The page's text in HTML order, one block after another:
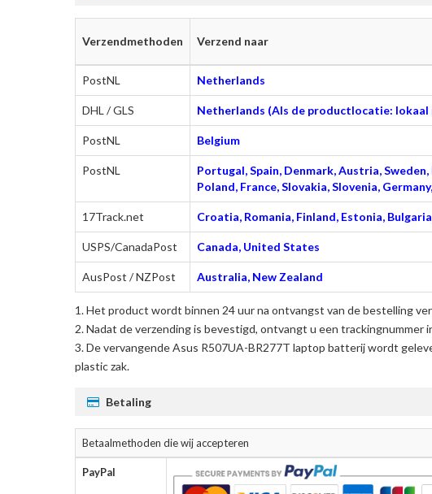
Verzendmethoden Verzend naar
PostNL Netherlands
DHL / GLS Netherlands (Als de productlocatie: lokaal
PostNL Belgium
PostNL
Portugal, Spain, Denmark, Austria,
Poland, France, Slovakia, Slovenia,
17Track.net Croatia, Romania, Finland, Estonia,
USPS/CanadaPost Canada, United States
AusPost / NZPost Australia, New Zealand
Het product wordt binnen 24 uur na ontvangst van de bestelling
Nadat de verzending is bevestigd, ontvangt u een trackingnummer
Devervangende Asus R507UA-BR277T laptop batterijwordt
plastic zak.
Betaling
Betaalmethoden die wij accepteren
PayPal